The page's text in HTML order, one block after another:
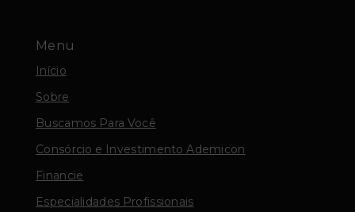
Menu
Início
Sobre
Buscamos Para Você
Consórcio e Investimento Ademicon
Financie
Especialidades Profissionais